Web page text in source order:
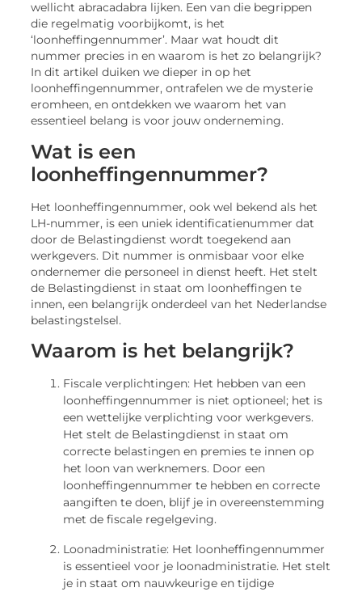
wellicht abracadabra lijken. Een van die begrippen
die regelmatig voorbijkomt, is het
‘loonheffingennummer’. Maar wat houdt dit
nummer precies in en waarom is het zo belangrijk?
In dit artikel duiken we dieper in op het
loonheffingennummer, ontrafelen we de mysterie
eromheen, en ontdekken we waarom het van
essentieel belang is voor jouw onderneming.
Wat is een
loonheffingennummer?
Het loonheffingennummer, ook wel bekend als het
LH-nummer, is een uniek identificatienummer dat
door de Belastingdienst wordt toegekend aan
werkgevers. Dit nummer is onmisbaar voor elke
ondernemer die personeel in dienst heeft. Het stelt
de Belastingdienst in staat om loonheffingen te
innen, een belangrijk onderdeel van het Nederlandse
belastingstelsel.
Waarom is het belangrijk?
Fiscale verplichtingen: Het hebben van een
loonheffingennummer is niet optioneel; het is
een wettelijke verplichting voor werkgevers.
Het stelt de Belastingdienst in staat om
correcte belastingen en premies te innen op
het loon van werknemers. Door een
loonheffingennummer te hebben en correcte
aangiften te doen, blijf je in overeenstemming
met de fiscale regelgeving.
Loonadministratie: Het loonheffingennummer
is essentieel voor je loonadministratie. Het stelt
je in staat om nauwkeurige en tijdige